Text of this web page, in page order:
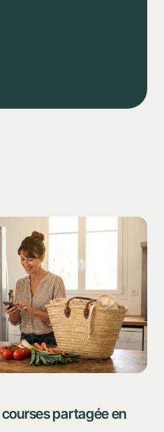
partagée en